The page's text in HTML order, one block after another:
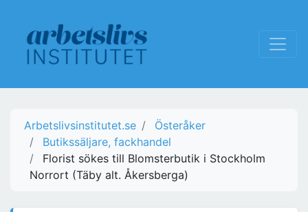
Arbetslivsinstitutet.se
Österåker
Butikssäljare, fackhandel
Florist sökes till Blomsterbutik i Stockholm
Norrort (Täby alt. Åkersberga)